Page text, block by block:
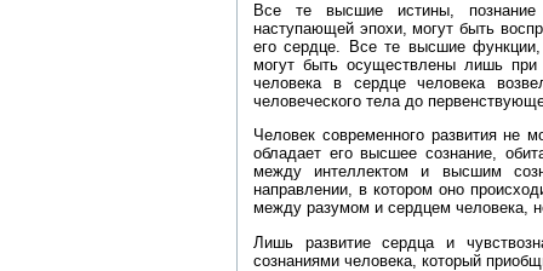
Все те высшие истины,
наступающей эпохи, могут быть
его сердце. Все те высшие функции,
могут быть осуществлены лишь при
человека в сердце человека
человеческого тела до
Человек современного развития не
обладает его высшее сознание,
между интеллектом и высшим
направлении, в котором оно
между разумом и сердцем человека,
Лишь развитие сердца и
сознаниями человека, который